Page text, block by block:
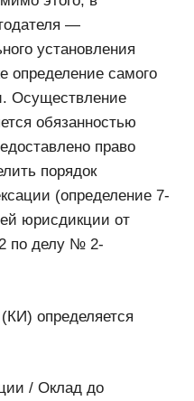
—
установления
определение самого
Осуществление
обязанностью
право
порядок
(определение 7-
юрисдикции от
по делу № 2-
определяется
/ Оклад до